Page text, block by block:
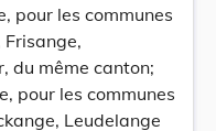
pour les communes
du même canton;
pour les communes
Leudelange